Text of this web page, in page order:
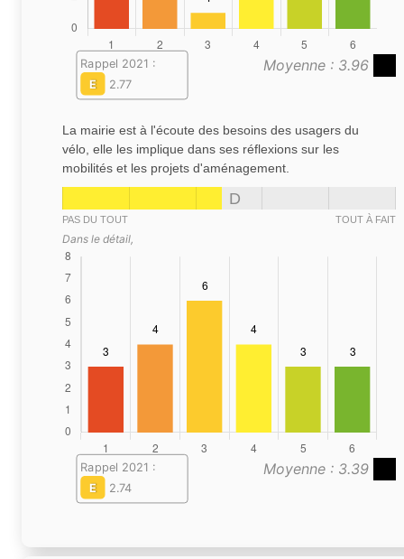
Moyenne : 3.96
Rappel 2021 :
E
2.77
La mairie est à l'écoute des besoins des usagers du
vélo, elle les implique dans ses réflexions sur les
mobilités et les projets d'aménagement.
D
PAS DU TOUT TOUT À FAIT
Dans le détail,
Moyenne : 3.39
Rappel 2021 :
E
2.74